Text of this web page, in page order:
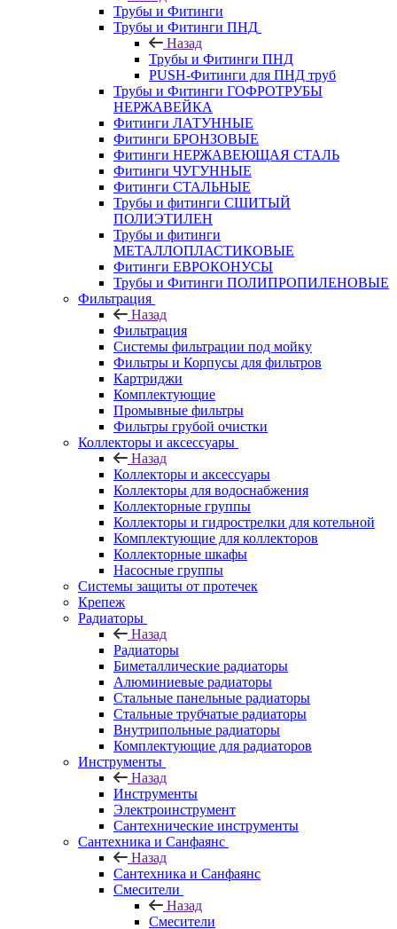
Трубы и Фитинги
Трубы и Фитинги ПНД
Назад
Трубы и Фитинги ПНД
PUSH-Фитинги для ПНД труб
Трубы и Фитинги ГОФРОТРУБЫ
НЕРЖАВЕЙКА
Фитинги ЛАТУННЫЕ
Фитинги БРОНЗОВЫЕ
Фитинги НЕРЖАВЕЮЩАЯ СТАЛЬ
Фитинги ЧУГУННЫЕ
Фитинги СТАЛЬНЫЕ
Трубы и фитинги СШИТЫЙ
ПОЛИЭТИЛЕН
Трубы и фитинги
МЕТАЛЛОПЛАСТИКОВЫЕ
Фитинги ЕВРОКОНУСЫ
Трубы и Фитинги ПОЛИПРОПИЛЕНОВЫЕ
Фильтрация
Назад
Фильтрация
Системы фильтрации под мойку
Фильтры и Корпусы для фильтров
Картриджи
Комплектующие
Промывные фильтры
Фильтры грубой очистки
Коллекторы и аксессуары
Назад
Коллекторы и аксессуары
Коллекторы для водоснабжения
Коллекторные группы
Коллекторы и гидрострелки для котельной
Комплектующие для коллекторов
Коллекторные шкафы
Насосные группы
Системы защиты от протечек
Крепеж
Радиаторы
Назад
Радиаторы
Биметаллические радиаторы
Алюминиевые радиаторы
Стальные панельные радиаторы
Стальные трубчатые радиаторы
Внутрипольные радиаторы
Комплектующие для радиаторов
Инструменты
Назад
Инструменты
Электроинструмент
Сантехнические инструменты
Сантехника и Санфаянс
Назад
Сантехника и Санфаянс
Смесители
Назад
Смесители